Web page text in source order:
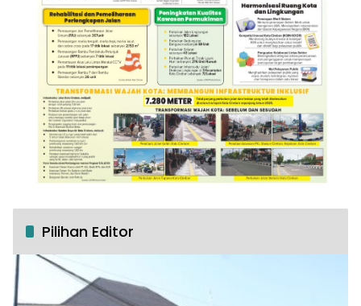
Pilihan Editor